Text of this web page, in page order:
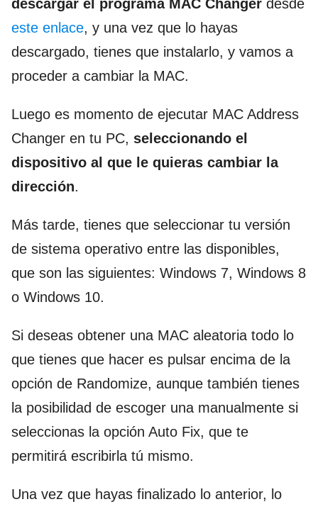
descargar el programa MAC Changer desde
este enlace, y una vez que lo hayas
descargado, tienes que instalarlo, y vamos a
proceder a cambiar la MAC.
Luego es momento de ejecutar MAC Address
Changer en tu PC, seleccionando el
dispositivo al que le quieras cambiar la
dirección.
Más tarde, tienes que seleccionar tu versión
de sistema operativo entre las disponibles,
que son las siguientes: Windows 7, Windows 8
o Windows 10.
Si deseas obtener una MAC aleatoria todo lo
que tienes que hacer es pulsar encima de la
opción de Randomize, aunque también tienes
la posibilidad de escoger una manualmente si
seleccionas la opción Auto Fix, que te
permitirá escribirla tú mismo.
Una vez que hayas finalizado lo anterior, lo